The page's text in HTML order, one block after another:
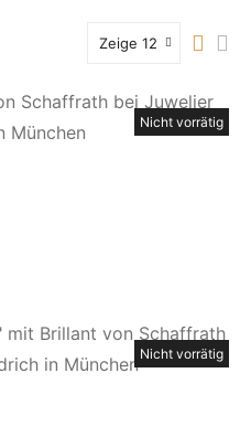
Zeige 12
Nicht vorrätig
Nicht vorrätig